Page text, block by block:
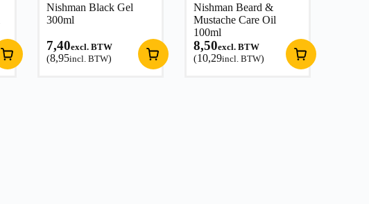
Nishman Black Gel
300ml
7,40excl. BTW
(8,95incl. BTW)
Nishman Beard &
Mustache Care Oil
100ml
8,50excl. BTW
(10,29incl. BTW)